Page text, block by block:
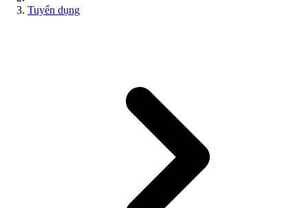
Tuyển dụng